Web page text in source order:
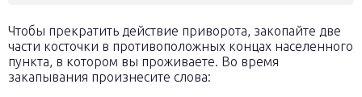
Чтобы прекратить действие приворота, закопайте две
части косточки в противоположных концах населенного
пункта, в котором вы проживаете. Во время
закапывания произнесите слова: